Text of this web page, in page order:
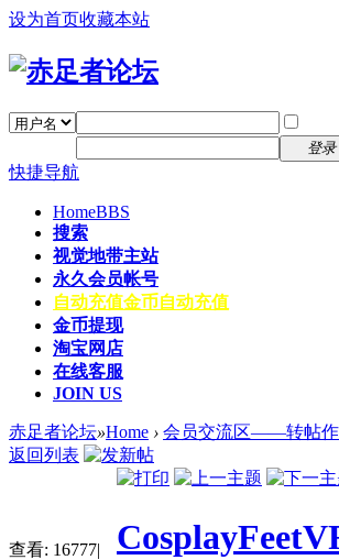
设为首页收藏本站
登录
快捷导航
HomeBBS
搜索
视觉地带主站
永久会员帐号
自动充值金币自动充值
金币提现
淘宝网店
在线客服
JOIN US
赤足者论坛»Home › 会员交流区——转帖作
返回列表
查看: 16777|